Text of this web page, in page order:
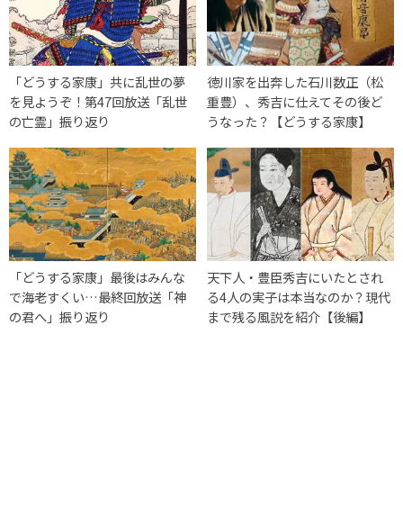
「どうする家康」共に乱世の夢
を見ようぞ！第47回放送「乱世
の亡霊」振り返り
徳川家を出奔した石川数正（松
重豊）、秀吉に仕えてその後ど
うなった？【どうする家康】
「どうする家康」最後はみんな
で海老すくい…最終回放送「神
の君へ」振り返り
天下人・豊臣秀吉にいたとされ
る4人の実子は本当なのか？現代
まで残る風説を紹介【後編】